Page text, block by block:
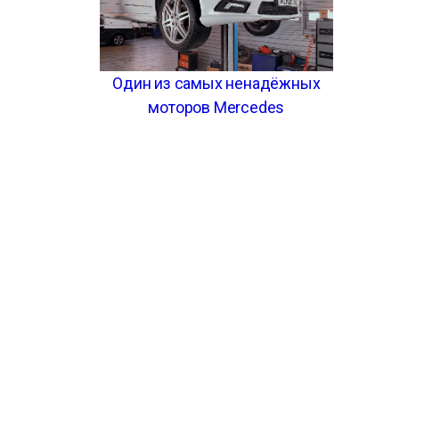
Один из самых ненадёжных
моторов Mercedes